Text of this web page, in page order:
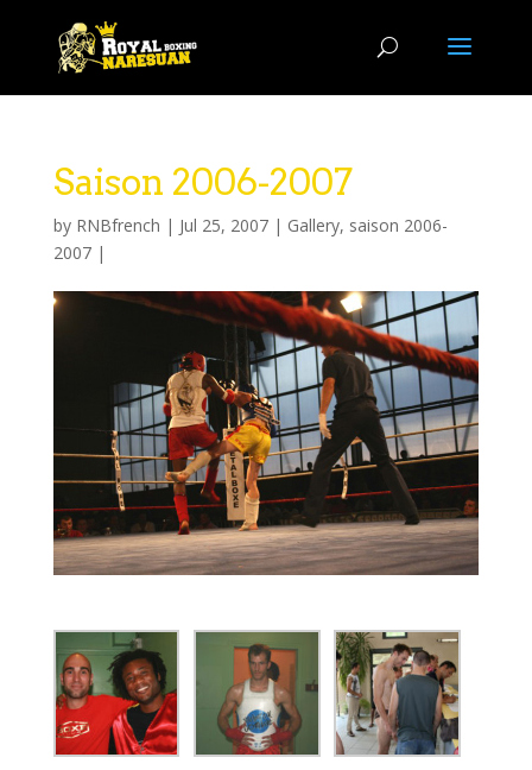
Saison 2006-2007
by RNBfrench | Jul 25, 2007| Gallery, saison 2006-
2007|